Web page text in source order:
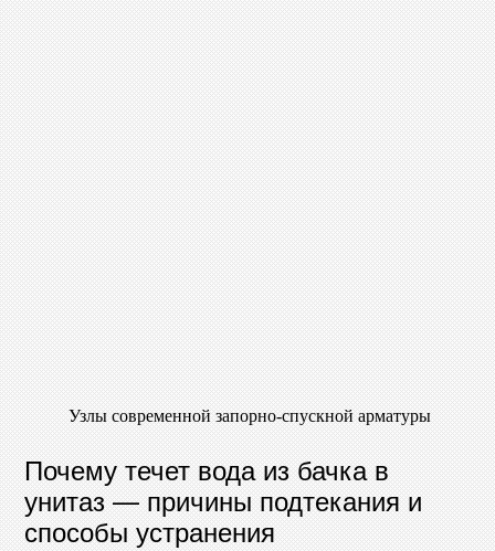
Узлы современной запорно-спускной арматуры
Почему течет вода из бачка в
унитаз — причины подтекания и
способы устранения